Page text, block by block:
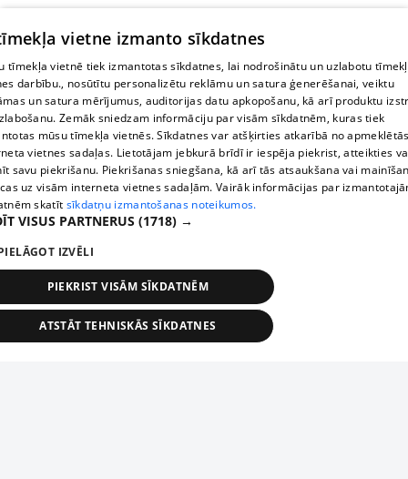
vietne izmanto sīkdatnes
tīmekļa vietnē tiek izmantotas sīkdatnes, lai nodrošinātu un uzlabotu
darbību., nosūtītu personalizētu reklāmu un satura ģenerēšanai, veiktu
un satura mērījumus, auditorijas datu apkopošanu, kā arī produktu
Zemāk sniedzam informāciju par visām sīkdatnēm, kuras tiek
mūsu tīmekļa vietnēs. Sīkdatnes var atšķirties atkarībā no
vietnes sadaļas. Lietotājam jebkurā brīdī ir iespēja piekrist, atteikties
savu piekrišanu. Piekrišanas sniegšana, kā arī tās atsaukšana vai
uz visām interneta vietnes sadaļām. Vairāk informācijas par
skatīt sīkdatņu izmantošanas noteikumos.
VISUS PARTNERUS (1718) →
IZVĒLI
PIEKRIST VISĀM SĪKDATNĒM
ATSTĀT TEHNISKĀS SĪKDATNES